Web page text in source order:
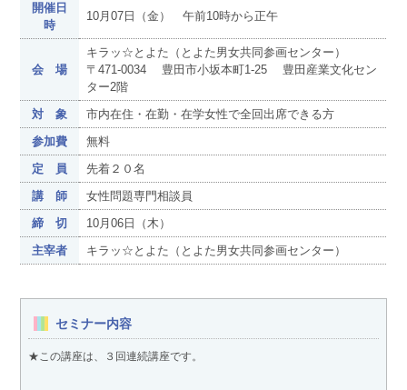
開催日
時
10月07日（金） 午前10時から正午
会 場
キラッ☆とよた（とよた男女共同参画センター）
〒471-0034 豊田市小坂本町1-25 豊田産業文化セン
ター2階
対 象
市内在住・在勤・在学女性で全回出席できる方
参加費
無料
定 員
先着２０名
講 師
女性問題専門相談員
締 切
10月06日（木）
主宰者
キラッ☆とよた（とよた男女共同参画センター）
セミナー内容
★この講座は、３回連続講座です。